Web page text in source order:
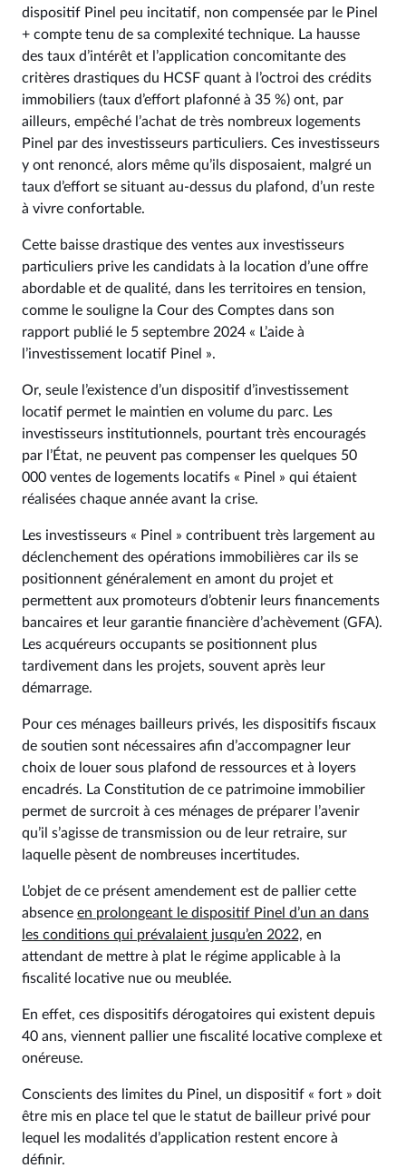
dispositif Pinel peu incitatif, non compensée par le Pinel
+ compte tenu de sa complexité technique. La hausse
des taux d’intérêt et l’application concomitante des
critères drastiques du HCSF quant à l’octroi des crédits
immobiliers (taux d’effort plafonné à 35 %) ont, par
ailleurs, empêché l’achat de très nombreux logements
Pinel par des investisseurs particuliers. Ces investisseurs
y ont renoncé, alors même qu’ils disposaient, malgré un
taux d’effort se situant au-dessus du plafond, d’un reste
à vivre confortable.
Cette baisse drastique des ventes aux investisseurs
particuliers prive les candidats à la location d’une offre
abordable et de qualité, dans les territoires en tension,
comme le souligne la Cour des Comptes dans son
rapport publié le 5 septembre 2024 « L’aide à
l’investissement locatif Pinel ».
Or, seule l’existence d’un dispositif d’investissement
locatif permet le maintien en volume du parc. Les
investisseurs institutionnels, pourtant très encouragés
par l’État, ne peuvent pas compenser les quelques 50
000 ventes de logements locatifs « Pinel » qui étaient
réalisées chaque année avant la crise.
Les investisseurs « Pinel » contribuent très largement au
déclenchement des opérations immobilières car ils se
positionnent généralement en amont du projet et
permettent aux promoteurs d’obtenir leurs financements
bancaires et leur garantie financière d’achèvement (GFA).
Les acquéreurs occupants se positionnent plus
tardivement dans les projets, souvent après leur
démarrage.
Pour ces ménages bailleurs privés, les dispositifs fiscaux
de soutien sont nécessaires afin d’accompagner leur
choix de louer sous plafond de ressources et à loyers
encadrés. La Constitution de ce patrimoine immobilier
permet de surcroit à ces ménages de préparer l’avenir
qu’il s’agisse de transmission ou de leur retraire, sur
laquelle pèsent de nombreuses incertitudes.
L’objet de ce présent amendement est de pallier cette
absence en prolongeant le dispositif Pinel d’un an dans
les conditions qui prévalaient jusqu’en 2022, en
attendant de mettre à plat le régime applicable à la
fiscalité locative nue ou meublée.
En effet, ces dispositifs dérogatoires qui existent depuis
40 ans, viennent pallier une fiscalité locative complexe et
onéreuse.
Conscients des limites du Pinel, un dispositif « fort » doit
être mis en place tel que le statut de bailleur privé pour
lequel les modalités d’application restent encore à
définir.